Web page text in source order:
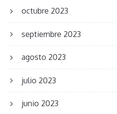
octubre 2023
septiembre 2023
agosto 2023
julio 2023
junio 2023